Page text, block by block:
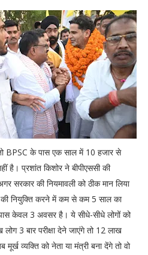
BPSC के पास एक साल में 10 हजार से
है। प्रशांत किशोर ने बीपीएससी की
सरकार की नियमावली को ठीक मान लिया
की नियुक्ति करने में कम से कम 5 साल का
केवल 3 अवसर है। ये सीधे-सीधे लोगों को
3 बार परीक्षा देने जाएंगे तो 12 लाख
मूर्ख व्यक्ति को नेता या मंत्री बना देंगे तो वो